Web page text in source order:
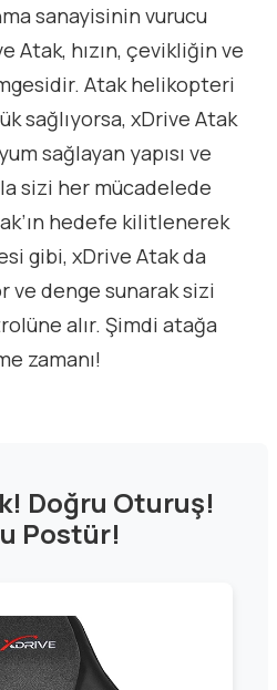
sanayisinin vurucu
Atak, hızın, çevikliğin ve
Atak helikopteri
sağlıyorsa, xDrive Atak
sağlayan yapısı ve
sizi her mücadelede
hedefe kilitlenerek
gibi, xDrive Atak da
ve denge sunarak sizi
alır. Şimdi atağa
zamanı!
Doğru Oturuş!
Postür!